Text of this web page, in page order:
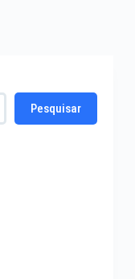
Pesquisar